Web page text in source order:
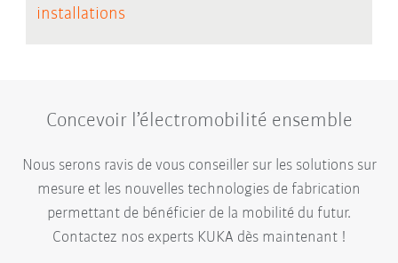
installations
Concevoir l’électromobilité ensemble
Nous serons ravis de vous conseiller sur les solutions sur
mesure et les nouvelles technologies de fabrication
permettant de bénéficier de la mobilité du futur.
Contactez nos experts KUKA dès maintenant !